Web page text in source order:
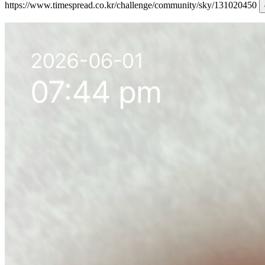
https://www.timespread.co.kr/challenge/community/sky/131020450